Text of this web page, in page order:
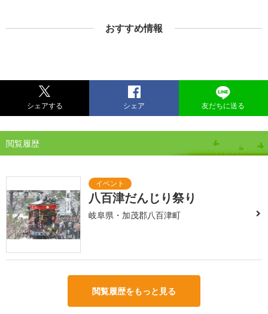
おすすめ情報
シェアする シェア 友だちに送る
閲覧履歴
八百津だんじり祭り
岐阜県・加茂郡八百津町
閲覧履歴をもっと見る